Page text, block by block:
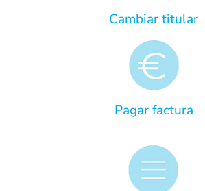
Cambiar titular
Pagar factura